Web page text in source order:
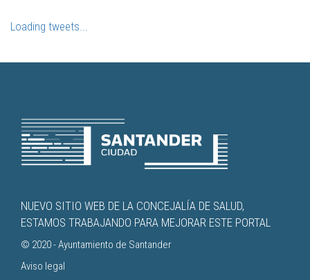
Loading tweets...
NUEVO SITIO WEB DE LA CONCEJALÍA DE SALUD,
ESTAMOS TRABAJANDO PARA MEJORAR ESTE PORTAL
© 2020 -Ayuntamiento de Santander
Aviso legal